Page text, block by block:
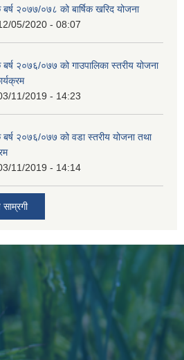
बर्ष २०७७/०७८ को बार्षिक खरिद योजना
05/2020 - 08:07
बर्ष २०७६/०७७ को गाउपालिका स्तरीय योजना
11/2019 - 14:23
बर्ष २०७६/०७७ को वडा स्तरीय योजना तथा
11/2019 - 14:14